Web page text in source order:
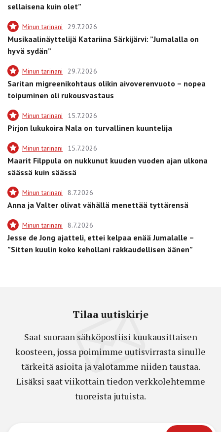
sellaisena kuin olet”
Minun tarinani 29.7.2026
Musikaalinäyttelijä Katariina Särkijärvi: ”Jumalalla on
hyvä sydän”
Minun tarinani 29.7.2026
Saritan migreenikohtaus olikin aivoverenvuoto – nopea
toipuminen oli rukousvastaus
Minun tarinani 15.7.2026
Pirjon lukukoira Nala on turvallinen kuuntelija
Minun tarinani 15.7.2026
Maarit Filppula on nukkunut kuuden vuoden ajan ulkona
säässä kuin säässä
Minun tarinani 8.7.2026
Anna ja Valter olivat vähällä menettää tyttärensä
Minun tarinani 8.7.2026
Jesse de Jong ajatteli, ettei kelpaa enää Jumalalle –
”Sitten kuulin koko kehollani rakkaudellisen äänen”
Tilaa uutiskirje
Saat suoraan sähköpostiisi kuukausittaisen
koosteen, jossa poimimme uutisvirrasta sinulle
tärkeitä asioita ja valotamme niiden taustaa.
Lisäksi saat viikottain tiedon verkkolehtemme
tuoreista jutuista.